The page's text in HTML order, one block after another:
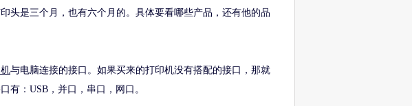
头是三个月，也有六个月的。具体要看哪些产品，还有他的品
与电脑连接的接口。如果买来的打印机没有搭配的接口，那就
有：USB，并口，串口，网口。